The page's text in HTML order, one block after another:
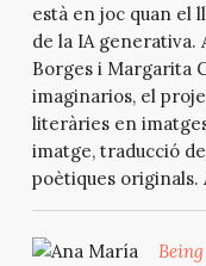
està en joc quan el
de la IA
Borges i Margarita
imaginarios, el
literàries en
imatge, traducció
poètiques originals.